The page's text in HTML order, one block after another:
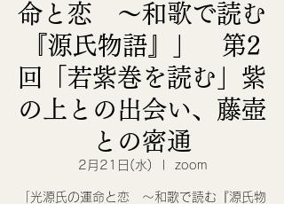
命と恋 〜和歌で読む
『源氏物語』」 第2
回「若紫巻を読む」紫
の上との出会い、藤壺
との密通
2月21日(水) zoom
「光源氏の運命と恋 〜和歌で読む『源氏物